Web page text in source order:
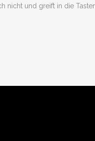
nicht und greift in die